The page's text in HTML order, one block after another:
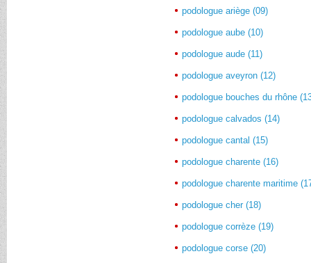
podologue ariège (09)
podologue aube (10)
podologue aude (11)
podologue aveyron (12)
podologue bouches du rhône
podologue calvados (14)
podologue cantal (15)
podologue charente (16)
podologue charente maritime
podologue cher (18)
podologue corrèze (19)
podologue corse (20)